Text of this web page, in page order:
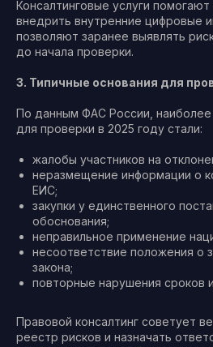
Консалтинговые услуги помогают
внедрить внутренние цифровые
позволяют заранее выявлять
до начала проверки.
3. Типичные основания для
По данным ФАС России,
для проверки в 2025 году стали:
жалобы участников на
неразмещение информации о
ЕИС;
закупки у единственного
обоснования;
неправильное применение
несоответствие положения о
закона;
повторные нарушения сроков
Правовой консалтинг советует
реестр рисков и назначать